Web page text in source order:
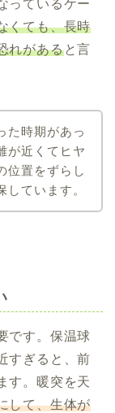
っているケー
くても、長時
れがあると言
た時期があっ
が近くてヒヤ
位置をずらし
ています。
です。保温球
すぎると、前
す。暖突を天
して、生体が